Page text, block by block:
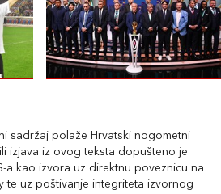
sadržaj polaže Hrvatski nogometni
izjava iz ovog teksta dopušteno je
a kao izvora uz direktnu poveznicu na
te uz poštivanje integriteta izvornog